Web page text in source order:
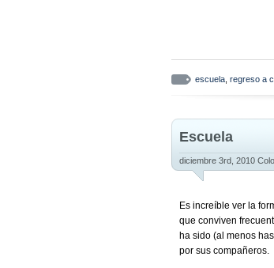
escuela regreso a
Escuela
diciembre 3rd, 2010
Es increíble ver la
que conviven
ha sido (al menos
por sus compañeros.